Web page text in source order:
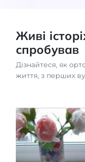
Живі
спробував
Дізнайтеся, як
життя, з перших